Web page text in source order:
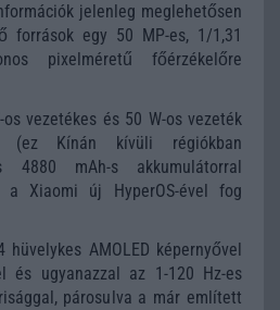
jelenleg meglehetősen
források egy 50 MP-es, 1/1,31
pixelméretű főérzékelőre
vezetékes és 50 W-os vezeték
(ez Kínán kívüli régiókban
mAh-s akkumulátorral
Xiaomi új HyperOS-ével fog
AMOLED képernyővel
és ugyanazzal az 1-120 Hz-es
párosulva a már említett